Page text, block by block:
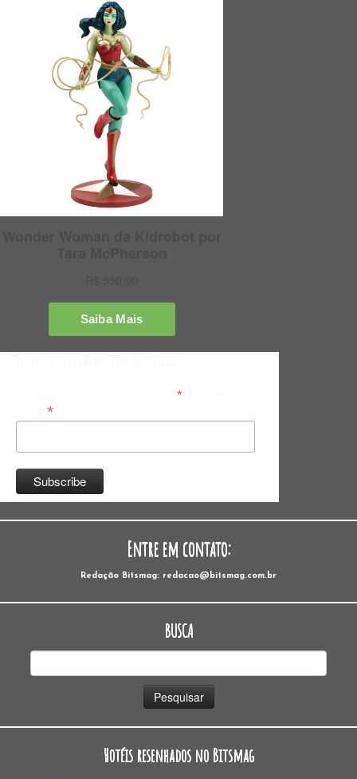
*indicates required
*
Entre em contato:
Redação Bitsmag: redacao@bitsmag.com.br
BUSCA
Hotéis resenhados no Bitsmag